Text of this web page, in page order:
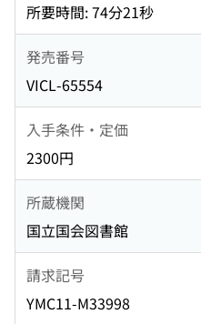
所要時間: 74分21秒
発売番号
VICL-65554
入手条件・定価
2300円
所蔵機関
国立国会図書館
請求記号
YMC11-M33998